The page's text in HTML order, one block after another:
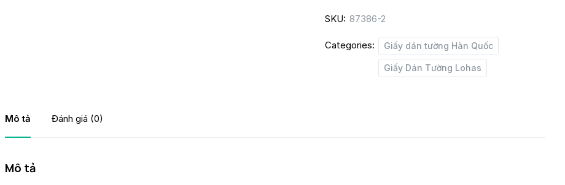
quantity
SKU: 87386-2
Categories: Giấy dán tường Hàn Quốc
Giấy Dán Tường Lohas
Mô tả Đánh giá (0)
Mô tả